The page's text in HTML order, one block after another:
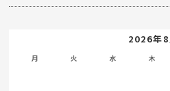
2026年8
月 火 水 木